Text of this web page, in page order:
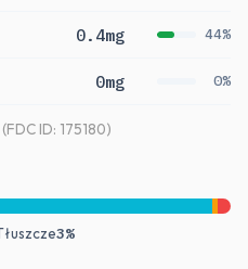
0.4mg 44%
0mg 0%
ID: 175180)
3%